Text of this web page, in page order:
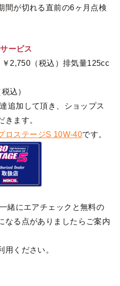
間が切れる直前の6ヶ月点検
ービス
2,750（税込）排気量125cc
込）
追加して頂き、ショップス
きます。
ロステージS 10W-40です。
緒にエアチェックと無料の
なる点がありましたらご案内
ください。